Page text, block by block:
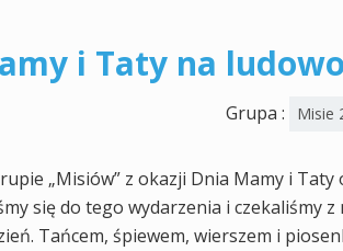
i Taty na
Grupa : Misie
„Misiów” z okazji Dnia Mamy i Taty
się do tego wydarzenia i czekaliśmy
Tańcem, śpiewem, wierszem i